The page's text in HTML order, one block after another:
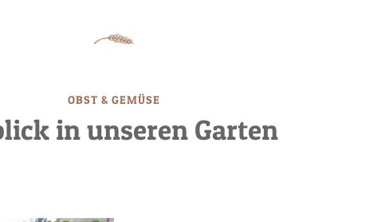
OBST & GEMÜSE
in unseren Garten